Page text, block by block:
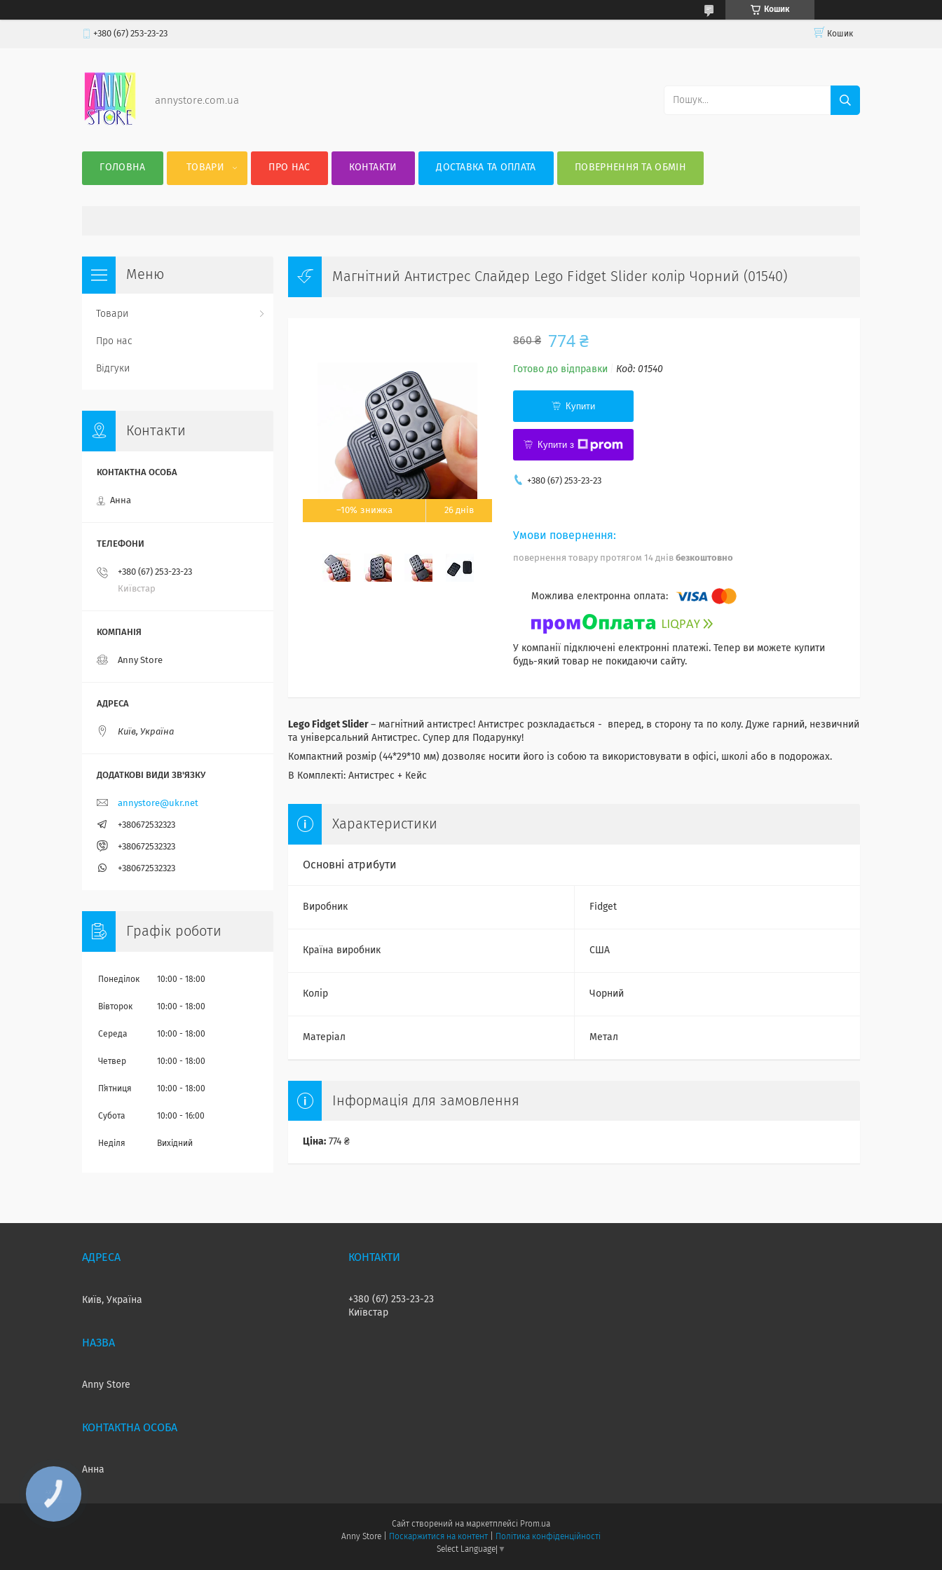
Кошик
+380 (67) 253-23-23 Кошик
annystore.com.ua
ГОЛОВНА ТОВАРИ ПРО НАС КОНТАКТИ ДОСТАВКА ТА ОПЛАТА ПОВЕРНЕННЯ ТА ОБМІН
Магнітний Антистрес Слайдер Lego Fidget Slider колір Чорний (01540)
–10% 26 днів
860 ₴ 774 ₴
Готово до відправки Код: 01540
Купити
Купити з
+380 (67) 253-23-23
повернення товару протягом 14 днів безкоштовно
У компанії підключені електронні платежі. Тепер ви можете купити
будь-який товар не покидаючи сайту.
Lego Fidget Slider – магнітний антистрес! Антистрес розкладається - вперед, в сторону та по колу. Дуже гарний, незвичний
та універсальний Антистрес. Супер для Подарунку!
Компактний розмір (44*29*10 мм) дозволяє носити його із собою та використовувати в офісі, школі або в подорожах.
В Комплекті: Антистрес + Кейс
Характеристики
Основні атрибути
Виробник Fidget
Країна виробник США
Колір Чорний
Матеріал Метал
Інформація для замовлення
Ціна: 774 ₴
Товари
Про нас
Відгуки
Контакти
Анна
+380 (67) 253-23-23
Київстар
Anny Store
Київ, Україна
annystore@ukr.net
+380672532323
+380672532323
+380672532323
Графік роботи
Понеділок 10:00 18:00
Вівторок 10:00 18:00
Середа 10:00 18:00
Четвер 10:00 18:00
Пʼятниця 10:00 18:00
Субота 10:00 16:00
Неділя Вихідний
Київ, Україна
Anny Store
Анна
+380 (67) 253-23-23
Київстар
Сайт створений на маркетплейсі Prom.ua
Поскаржитися на контент
Політика конфіденційності
Select Language ▼
КНОПКА
ЗВ'ЯЗКУ